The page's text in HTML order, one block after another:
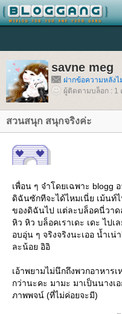
savne meg
ฝากข้อความหลังไ
ผู้ติดตามบล็อก : 1
สวนสนุก สนุกจริงค่ะ
เพื่อน ๆ จ๋าโดยเฉพาะ blogg
ดิฉันซักทีจะได้ไหมเนี่ย เม้นท์
ของดิฉันไป แต่ละบล็อคนี่วาด
หิว หิว บล็อคเราเดะ เดะ ไป
อบอุ่น ๆ จริงจริงนะเออ น้ำเน่
ละน้อย อิอิ
เอ้าพยามไม่นึกถึงพวกอาหาร
กว่านะคะ มามะ มาเป็นนางเ
ภาพพจน์ (ที่ไม่ค่อยจะมี)